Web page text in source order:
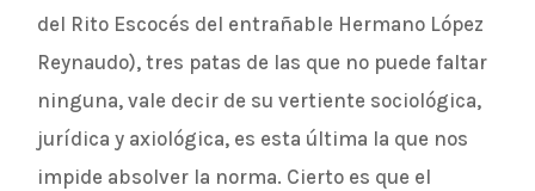
del Rito Escocés del entrañable Hermano López
Reynaudo), tres patas de las que no puede faltar
ninguna, vale decir de su vertiente sociológica,
jurídica y axiológica, es esta última la que nos
impide absolver la norma. Cierto es que el